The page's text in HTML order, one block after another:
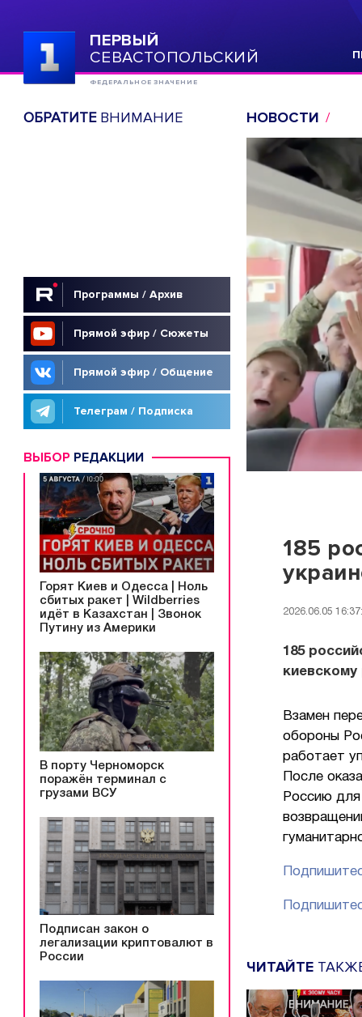
ПЕРВЫЙ
СЕВАСТОПОЛЬСКИЙ
ФЕДЕРАЛЬНОЕ ЗНАЧЕНИЕ
ОБРАТИТЕВНИМАНИЕ
Программы / Архив
Прямой эфир / Сюжеты
Прямой эфир / Общение
Телеграм / Подписка
ВЫБОР РЕДАКЦИИ
Горят Киев и Одесса | Ноль
сбитых ракет | Wildberries
идёт в Казахстан | Звонок
Путину из Америки
В порту Черноморск
поражён терминал с
грузами ВСУ
Подписан закон о
легализации криптовалют в
России
НОВОСТИ
185
2026.06.05
185
Взамен
обороны
работает
После
Россию
ЧИТАЙТЕ